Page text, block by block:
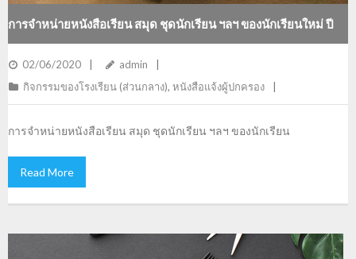
การจำหน่ายหนังสือเรียน สมุด ชุดนักเรียน ฯลฯ ของนักเรียนใหม่ ปี
การศึกษา 2563
02/06/2020
admin
กิจกรรมของโรงเรียน (ส่วนกลาง), หนังสือแจ้งผู้ปกครอง
การจำหน่ายหนังสือเรียน สมุด ชุดนักเรียน ฯลฯ ของนักเรียน
Read More